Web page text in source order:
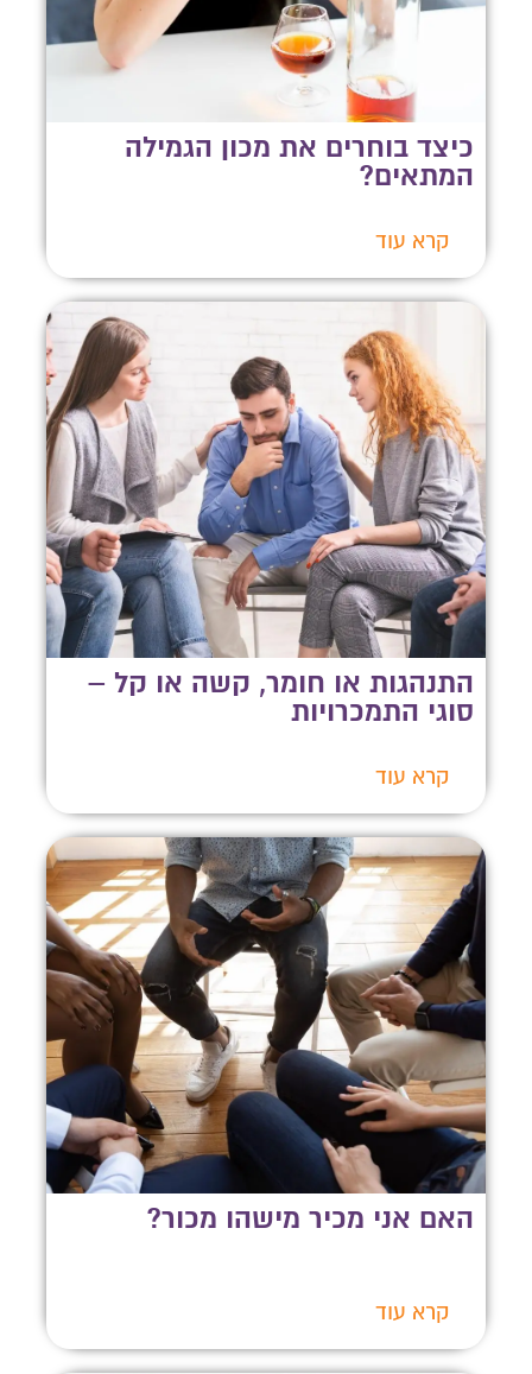
כיצד בוחרים את מכון הגמילה
המתאים?
קרא עוד
התנהגות או חומר, קשה או קל –
סוגי התמכרויות
קרא עוד
האם אני מכיר מישהו מכור?
קרא עוד